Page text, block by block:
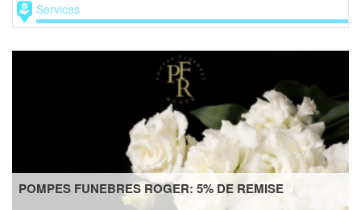
Services
POMPES FUNEBRES ROGER: 5% DE REMISE